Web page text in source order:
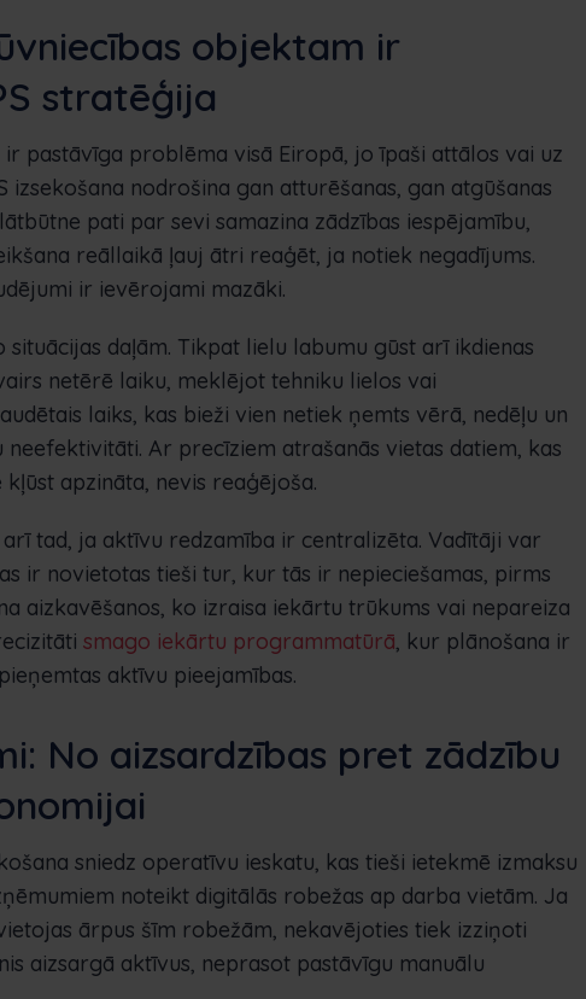
objektam ir
stratēģija
pastāvīga problēma visā Eiropā, jo īpaši attālos vai uz
izsekošana nodrošina gan atturēšanas, gan atgūšanas
pati par sevi samazina zādzības iespējamību,
reāllaikā ļauj ātri reaģēt, ja notiek negadījums.
ir ievērojami mazāki.
daļām. Tikpat lielu labumu gūst arī ikdienas
netērē laiku, meklējot tehniku lielos vai
laiks, kas bieži vien netiek ņemts vērā, nedēļu un
Ar precīziem atrašanās vietas datiem, kas
apzināta, nevis reaģējoša.
tad, ja aktīvu redzamība ir centralizēta. Vadītāji var
ir novietotas tieši tur, kur tās ir nepieciešamas, pirms
aizkavēšanos, ko izraisa iekārtu trūkums vai nepareiza
smago iekārtu programmatūrā, kur plānošana ir
aktīvu pieejamības.
No aizsardzības pret zādzību
sniedz operatīvu ieskatu, kas tieši ietekmē izmaksu
noteikt digitālās robežas ap darba vietām. Ja
ārpus šīm robežām, nekavējoties tiek izziņoti
aizsargā aktīvus, neprasot pastāvīgu manuālu